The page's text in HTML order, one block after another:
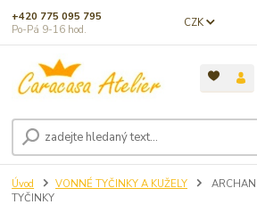
CZK
+420 775 095 795
Po-Pá 9-16 hod.
Úvod VONNÉ TYČINKY A KUŽELY
TYČINKY